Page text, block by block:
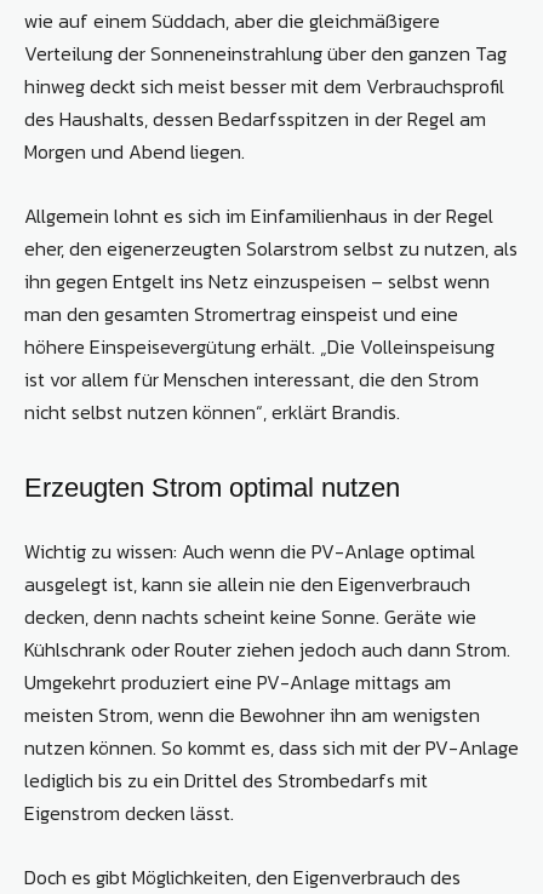
wie auf einem Süddach, aber die gleichmäßigere
Verteilung der Sonneneinstrahlung über den ganzen Tag
hinweg deckt sich meist besser mit dem Verbrauchsprofil
des Haushalts, dessen Bedarfsspitzen in der Regel am
Morgen und Abend liegen.
Allgemein lohnt es sich im Einfamilienhaus in der Regel
eher, den eigenerzeugten Solarstrom selbst zu nutzen, als
ihn gegen Entgelt ins Netz einzuspeisen – selbst wenn
man den gesamten Stromertrag einspeist und eine
höhere Einspeisevergütung erhält. „Die Volleinspeisung
ist vor allem für Menschen interessant, die den Strom
nicht selbst nutzen können“, erklärt Brandis.
Erzeugten Strom optimal nutzen
Wichtig zu wissen: Auch wenn die PV-Anlage optimal
ausgelegt ist, kann sie allein nie den Eigenverbrauch
decken, denn nachts scheint keine Sonne. Geräte wie
Kühlschrank oder Router ziehen jedoch auch dann Strom.
Umgekehrt produziert eine PV-Anlage mittags am
meisten Strom, wenn die Bewohner ihn am wenigsten
nutzen können. So kommt es, dass sich mit der PV-Anlage
lediglich bis zu ein Drittel des Strombedarfs mit
Eigenstrom decken lässt.
Doch es gibt Möglichkeiten, den Eigenverbrauch des